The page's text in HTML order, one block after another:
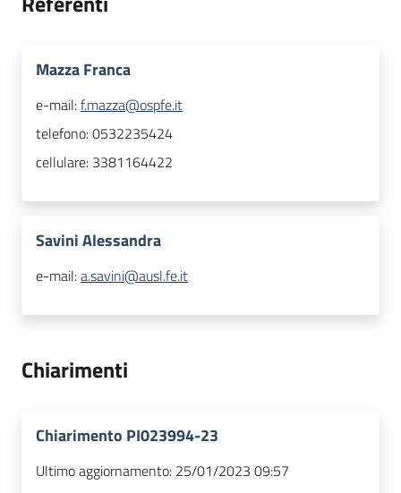
Mazza Franca
e-mail:f.mazza@ospfe.it
telefono:0532235424
cellulare: 3381164422
Savini Alessandra
e-mail:a.savini@ausl.fe.it
Chiarimenti
Chiarimento PI023994-23
Ultimo aggiornamento: 25/01/2023 09:57